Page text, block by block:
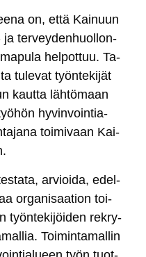
on, et­tä Kai­nuun
ja ter­vey­den­huol­lon­
hel­pot­tuu. Ta­
tu­le­vat työn­te­ki­jät
kaut­ta läh­tö­maan
hy­vin­voin­tia­
toi­mi­vaan Kai­
ar­vioi­da, edel­
or­ga­ni­saa­tion toi­
työn­te­ki­jöi­den rek­ry­
Toi­min­ta­mal­lin